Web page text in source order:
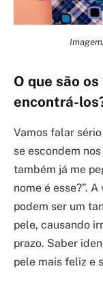
O que são os
encontrá-
Vamos falar
se escondem
também já me
nome é esse?”.
podem ser um
pele, causando
prazo. Saber
pele mais feliz e